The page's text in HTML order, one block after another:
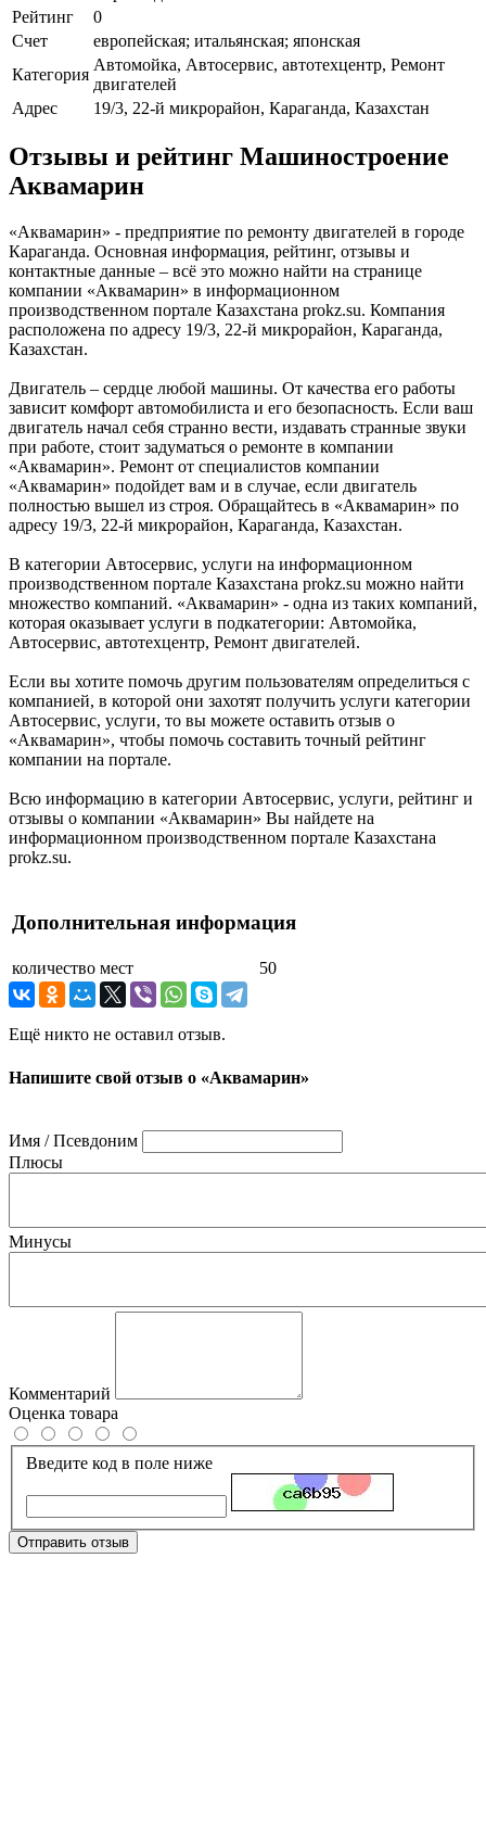
Рейтинг
0
Счет
европейская; итальянская; японская
Категория
Автомойка, Автосервис, автотехцентр, Ремонт
двигателей
Адрес
19/3, 22-й микрорайон, Караганда, Казахстан
Отзывы и рейтинг Машиностроение
Аквамарин
«Аквамарин» - предприятие по ремонту двигателей в городе
Караганда. Основная информация, рейтинг, отзывы и
контактные данные – всё это можно найти на странице
компании «Аквамарин» в информационном
производственном портале Казахстана prokz.su. Компания
расположена по адресу 19/3, 22-й микрорайон, Караганда,
Казахстан.
Двигатель – сердце любой машины. От качества его работы
зависит комфорт автомобилиста и его безопасность. Если ваш
двигатель начал себя странно вести, издавать странные звуки
при работе, стоит задуматься о ремонте в компании
«Аквамарин». Ремонт от специалистов компании
«Аквамарин» подойдет вам и в случае, если двигатель
полностью вышел из строя. Обращайтесь в «Аквамарин» по
адресу 19/3, 22-й микрорайон, Караганда, Казахстан.
В категории Автосервис, услуги на информационном
производственном портале Казахстана prokz.su можно найти
множество компаний. «Аквамарин» - одна из таких компаний,
которая оказывает услуги в подкатегории: Автомойка,
Автосервис, автотехцентр, Ремонт двигателей.
Если вы хотите помочь другим пользователям определиться с
компанией, в которой они захотят получить услуги категории
Автосервис, услуги, то вы можете оставить отзыв о
«Аквамарин», чтобы помочь составить точный рейтинг
компании на портале.
Всю информацию в категории Автосервис, услуги, рейтинг и
отзывы о компании «Аквамарин» Вы найдете на
информационном производственном портале Казахстана
prokz.su.
Дополнительная информация
количество мест 50
Ещё никто не оставил отзыв.
Напишите свой отзыв о «Аквамарин»
Имя / Псевдоним
Плюсы
Минусы
Комментарий
Оценка товара
Введите код в поле ниже
Отправить отзыв